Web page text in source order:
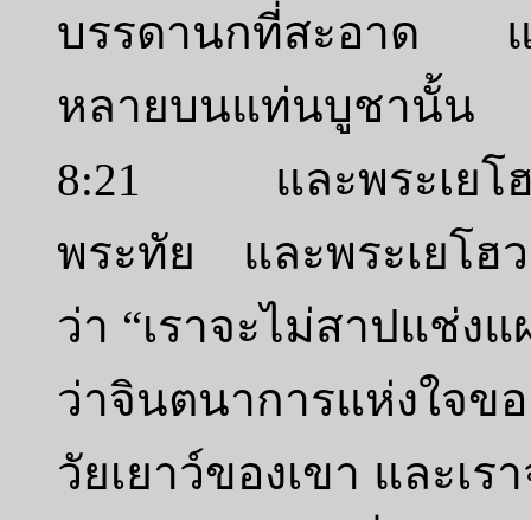
บรรดานกที่สะอาด แล
หลายบนแท่นบูชานั้น
8:21 และพระเยโฮ
พระทัย และพระเยโฮ
ว่า “เราจะไม่สาปแช่ง
ว่าจินตนาการแห่งใจข
วัยเยาว์ของเขา และเ